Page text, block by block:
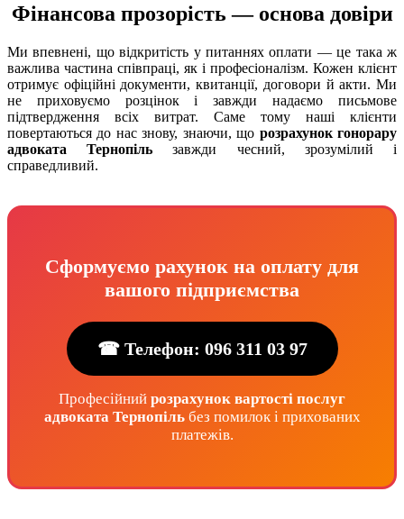
Фінансова прозорість — основа довіри
Ми впевнені, що відкритість у питаннях оплати — це така ж
важлива частина співпраці, як і професіоналізм. Кожен клієнт
отримує офіційні документи, квитанції, договори й акти. Ми
не приховуємо розцінок і завжди надаємо письмове
підтвердження всіх витрат. Саме тому наші клієнти
повертаються до нас знову, знаючи, що розрахунок гонорару
адвоката Тернопіль завжди чесний, зрозумілий і
справедливий.
Сформуємо рахунок на оплату для
вашого підприємства
☎ Телефон: 096 311 03 97
Професійний розрахунок вартості послуг
адвоката Тернопільбез помилок і прихованих
платежів.